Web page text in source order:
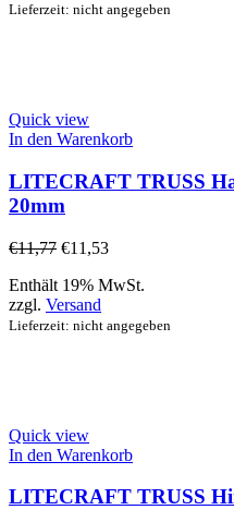
Lieferzeit: nicht angegeben
Quick view
In den Warenkorb
LITECRAFT TRUSS
20mm
€11,77 €11,53
Enthält 19% MwSt.
zzgl. Versand
Lieferzeit: nicht angegeben
Quick view
In den Warenkorb
LITECRAFT TRUSS